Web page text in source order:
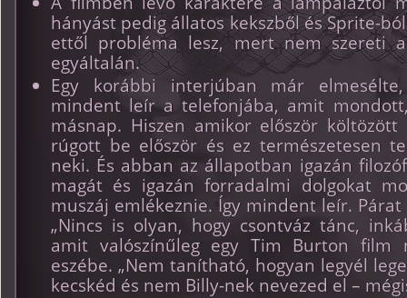
hányást pedig állatos kekszből és Sprite-
ettől probléma lesz, mert nem szereti
egyáltalán.
Egy korábbi interjúban már
mindent leír a telefonjába, amit
másnap. Hiszen amikor először költözött
rúgott be először és ez természetesen
neki. És abban az állapotban igazán
magát és igazán forradalmi dolgokat
muszáj emlékeznie. Így mindent leír.
„Nincs is olyan, hogy csontváz tánc,
amit valószínűleg egy Tim Burton film
eszébe. „Nem tanítható, hogyan legyél
kecskéd és nem Billy-nek nevezed el –